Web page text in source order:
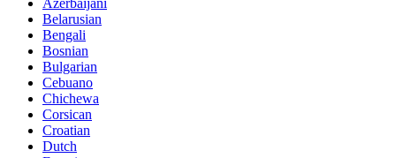
Belarusian
Bengali
Bosnian
Bulgarian
Cebuano
Chichewa
Corsican
Croatian
Dutch